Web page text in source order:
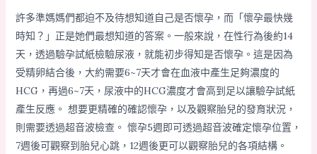
許多準媽媽們都迫不及待想知道自己是否懷孕，而「懷孕最快幾
時知？」正是她們最想知道的答案。一般來說，在性行為後約14
天，透過驗孕試紙檢驗尿液，就能初步得知是否懷孕。這是因為
受精卵結合後，大約需要6~7天才會在血液中產生足夠濃度的
HCG，再過6~7天，尿液中的HCG濃度才會高到足以讓驗孕試紙
產生反應。 想要更精確的確認懷孕，以及觀察胎兒的發育狀況，
則需要透過超音波檢查。 懷孕5週即可透過超音波確定懷孕位置，
7週後可觀察到胎兒心跳，12週後更可以觀察胎兒的各項結構。